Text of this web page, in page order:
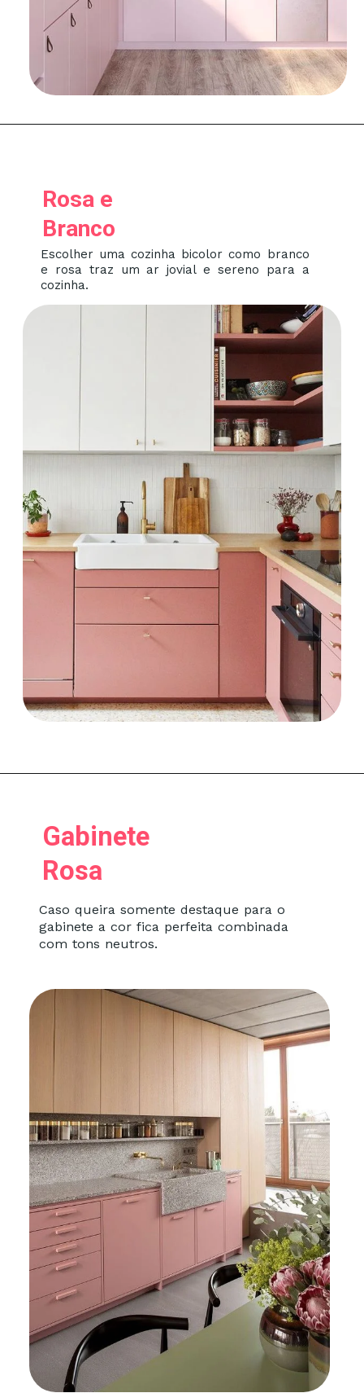
Escolher uma cozinha bicolor como branco
e rosa traz um ar jovial e sereno para a
cozinha.
Rosa e
Branco
Caso queira somente destaque para o
gabinete a cor fica perfeita combinada
com tons neutros.
Gabinete
Rosa